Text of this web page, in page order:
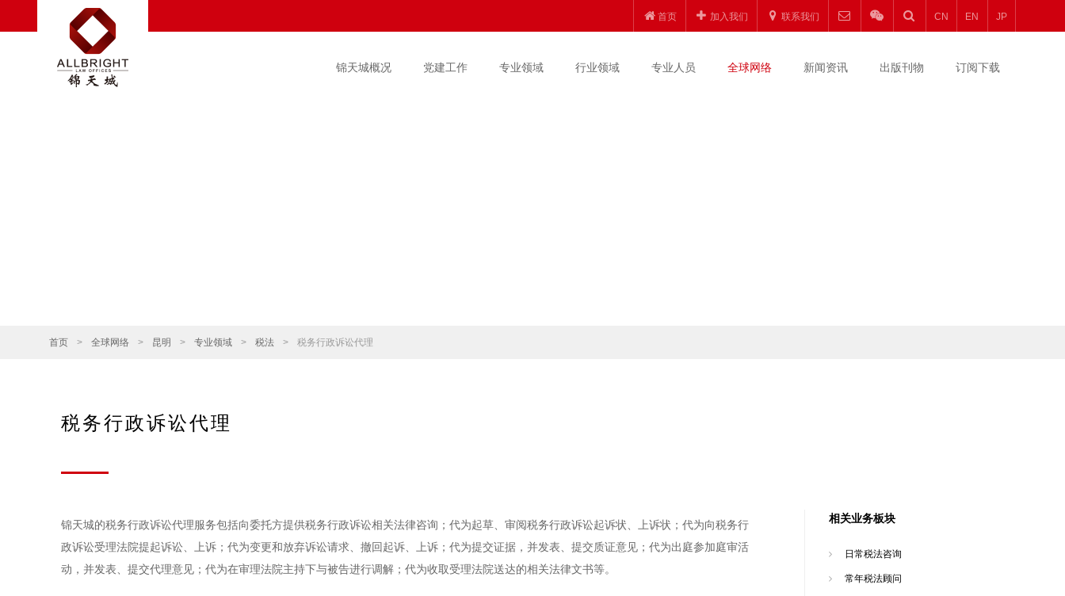
首页 加入我们 联系我们 CN EN JP
锦天城概况 党建工作 专业领域 行业领域 专业人员 全球网络 新闻资讯 出版刊物 订阅下载
首页 > 全球网络 > 昆明 > 专业领域 > 税法 > 税务行政诉讼代理
税务行政诉讼代理
锦天城的税务行政诉讼代理服务包括向委托方提供税务行政诉讼相关法律咨询；代为起草、审阅税务行政诉讼起诉状、上诉状；代为向税务行
政诉讼受理法院提起诉讼、上诉；代为变更和放弃诉讼请求、撤回起诉、上诉；代为提交证据，并发表、提交质证意见；代为出庭参加庭审活
动，并发表、提交代理意见；代为在审理法院主持下与被告进行调解；代为收取受理法院送达的相关法律文书等。
相关业务板块
日常税法咨询
常年税法顾问